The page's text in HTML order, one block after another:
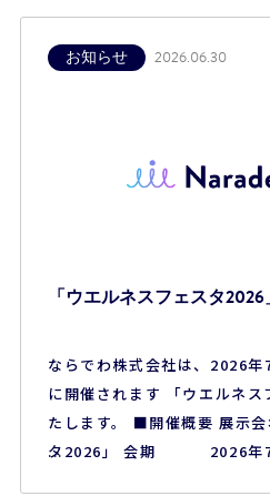
お知らせ 2026.06.30
「ウエルネスフェスタ
ならでわ株式会社は、2026
に開催されます 「ウエルネ
たします。 ■開催概要 展示
タ2026」 会期 2026年7